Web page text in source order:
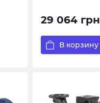
29 064 грн
В корзину